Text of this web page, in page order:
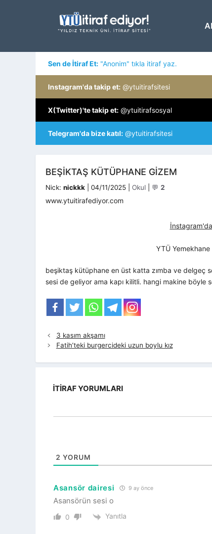
Sen de İtiraf Et: "Anonim" tıkla itiraf yaz.
Instagram'da takip et: @ytuitirafsitesi
X(Twitter)'te takip et: @ytuitirafsosyal
Telegram'da bize katıl: @ytuitirafsitesi
BEŞIKTAŞ KÜTÜPHANE GIZEM
Nick: nickkk 04/11/2025 Kategoriler
Okul 💬 2
www.ytuitirafediyor.com
YTÜ Yemekhane
beşiktaş kütüphane en üst katta zımba ve delgeç
sesi de geliyor ama kapı kilitli. hangi makine böyle
3 kasım akşamı
Fatih’teki burgercideki uzun boylu kız
İTIRAF YORUMLARI
2 YORUM
Asansör dairesi 9 ay önce
Asansörün sesi o
0 Yanıtla